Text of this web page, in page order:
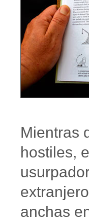
Mientras
hostiles,
anchas